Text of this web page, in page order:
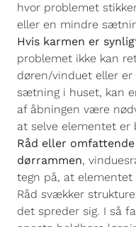
hvor problemet
eller en mindre
Hvis karmen er
problemet ikke kan
døren/vinduet eller
sætning i huset, kan
af åbningen være
at selve elementet
Råd eller
dørrammen,
tegn på, at
Råd svækker
det spreder sig. I så